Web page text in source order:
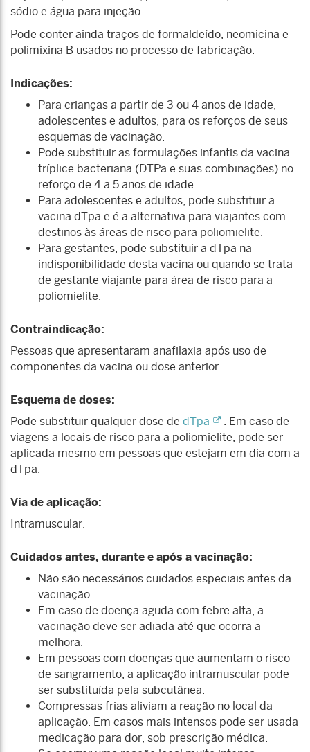
sódio e água para injeção.
Pode conter ainda traços de formaldeído, neomicina e
polimixina B usados no processo de fabricação.
Indicações:
Para crianças a partir de 3 ou 4 anos de idade,
adolescentes e adultos, para os reforços de seus
esquemas de vacinação.
Pode substituir as formulações infantis da vacina
tríplice bacteriana (DTPa e suas combinações) no
reforço de 4 a 5 anos de idade.
Para adolescentes e adultos, pode substituir a
vacina dTpa e é a alternativa para viajantes com
destinos às áreas de risco para poliomielite.
Para gestantes, pode substituir a dTpa na
indisponibilidade desta vacina ou quando se trata
de gestante viajante para área de risco para a
poliomielite.
Contraindicação:
Pessoas que apresentaram anafilaxia após uso de
componentes da vacina ou dose anterior.
Esquema de doses:
Pode substituir qualquer dose de dTpa
. Em caso de
viagens a locais de risco para a poliomielite, pode ser
aplicada mesmo em pessoas que estejam em dia com a
dTpa.
Via de aplicação:
Intramuscular.
Cuidados antes, durante e após a vacinação:
Não são necessários cuidados especiais antes da
vacinação.
Em caso de doença aguda com febre alta, a
vacinação deve ser adiada até que ocorra a
melhora.
Em pessoas com doenças que aumentam o risco
de sangramento, a aplicação intramuscular pode
ser substituída pela subcutânea.
Compressas frias aliviam a reação no local da
aplicação. Em casos mais intensos pode ser usada
medicação para dor, sob prescrição médica.